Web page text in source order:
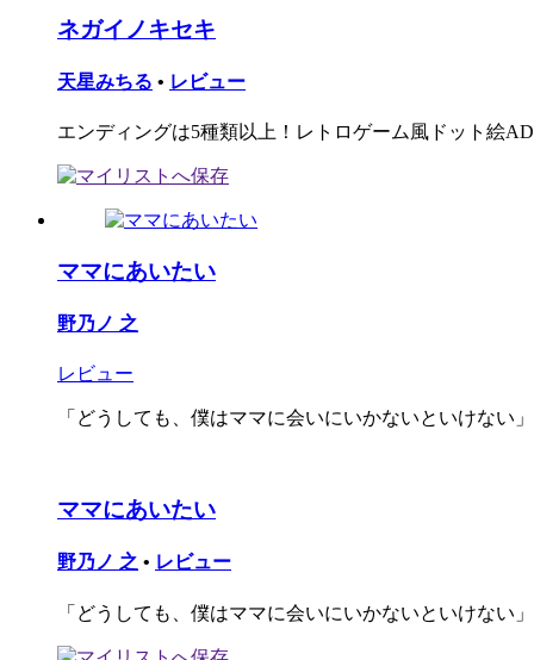
ネガイノキセキ
天星みちる • レビュー
エンディングは5種類以上！レトロゲーム風ドット絵
ママにあいたい
野乃ノ 之
レビュー
「どうしても、僕はママに会いにいかないといけない」
ママにあいたい
野乃ノ 之 • レビュー
「どうしても、僕はママに会いにいかないといけない」